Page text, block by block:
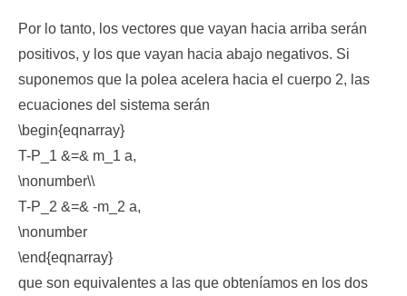
Por lo tanto, los vectores que vayan hacia arriba serán
positivos, y los que vayan hacia abajo negativos. Si
suponemos que la polea acelera hacia el cuerpo 2, las
ecuaciones del sistema serán
\begin{eqnarray}
T-P_1 &=& m_1 a,
\nonumber\\
T-P_2 &=& -m_2 a,
\nonumber
\end{eqnarray}
que son equivalentes a las que obteníamos en los dos